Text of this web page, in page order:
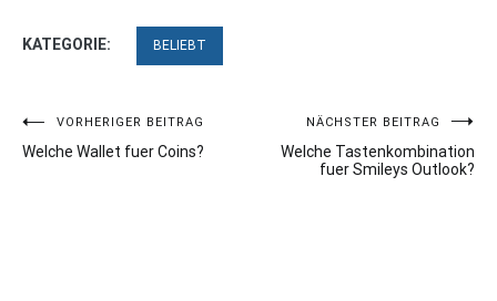
KATEGORIE: BELIEBT
Beitragsnavigation
VORHERIGER BEITRAG
Welche Wallet fuer Coins?
NÄCHSTER BEITRAG
Welche Tastenkombination
fuer Smileys Outlook?